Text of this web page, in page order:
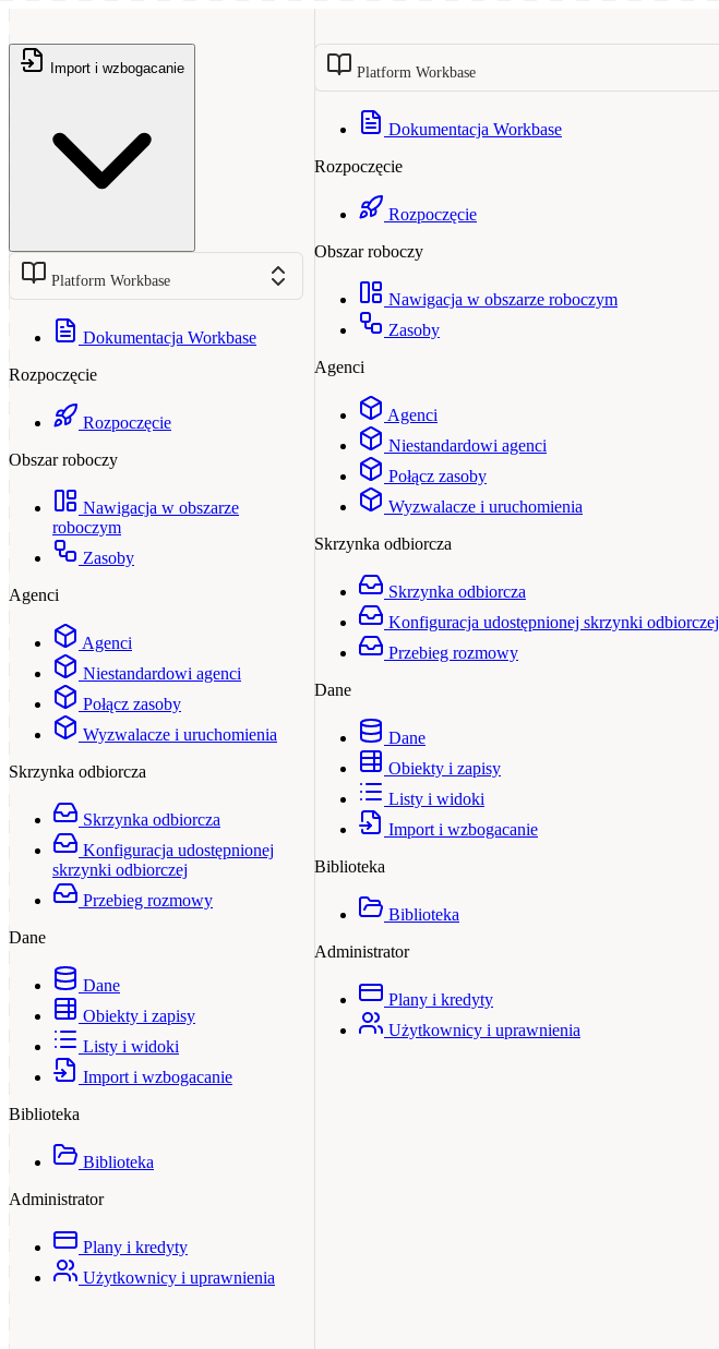
Import i wzbogacanie
Platform Workbase
Dokumentacja Workbase
Rozpoczęcie
Rozpoczęcie
Obszar roboczy
Nawigacja w obszarze
roboczym
Zasoby
Agenci
Agenci
Niestandardowi agenci
Połącz zasoby
Wyzwalacze i uruchomienia
Skrzynka odbiorcza
Skrzynka odbiorcza
Konfiguracja udostępnionej
skrzynki odbiorczej
Przebieg rozmowy
Dane
Dane
Obiekty i zapisy
Listy i widoki
Import i wzbogacanie
Biblioteka
Biblioteka
Administrator
Plany i kredyty
Użytkownicy i uprawnienia
Platform Workbase
Dokumentacja Workbase
Rozpoczęcie
Rozpoczęcie
Obszar roboczy
Nawigacja w obszarze roboczym
Zasoby
Agenci
Agenci
Niestandardowi agenci
Połącz zasoby
Wyzwalacze i uruchomienia
Skrzynka odbiorcza
Skrzynka odbiorcza
Konfiguracja udostępnionej skrzynki odbiorczej
Przebieg rozmowy
Dane
Dane
Obiekty i zapisy
Listy i widoki
Import i wzbogacanie
Biblioteka
Biblioteka
Administrator
Plany i kredyty
Użytkownicy i uprawnienia